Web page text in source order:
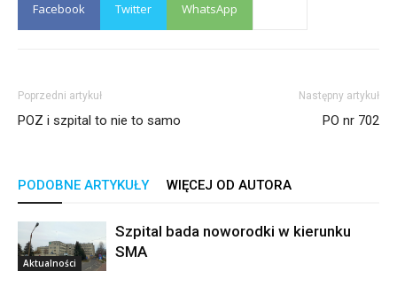
Facebook Twitter WhatsApp
Poprzedni artykuł
POZ i szpital to nie to samo
Następny artykuł
PO nr 702
PODOBNE ARTYKUŁY WIĘCEJ OD AUTORA
Aktualności
Szpital bada noworodki w kierunku
SMA